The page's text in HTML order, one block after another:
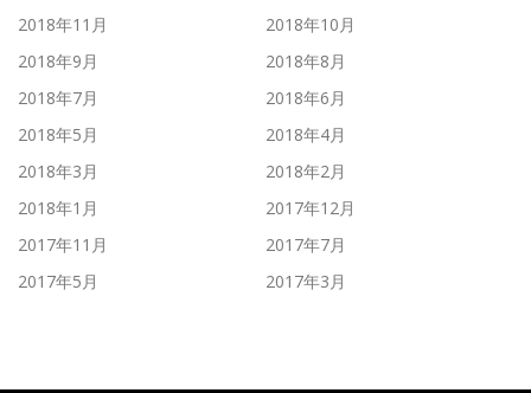
2018年11月
2018年10月
2018年9月
2018年8月
2018年7月
2018年6月
2018年5月
2018年4月
2018年3月
2018年2月
2018年1月
2017年12月
2017年11月
2017年7月
2017年5月
2017年3月